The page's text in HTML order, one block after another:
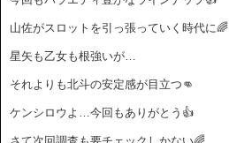
山佐がスロットを引っ張っていく時代に🌈
星矢も乙女も根強いが…
それよりも北斗の安定感が目立つ👊
ケンシロウよ…今回もありがとう👍